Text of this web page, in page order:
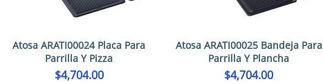
Atosa ARATI00024 Placa Para
Parrilla Y Pizza
$4,704.00
Atosa ARATI00025 Bandeja Para
Parrilla Y Plancha
$4,704.00